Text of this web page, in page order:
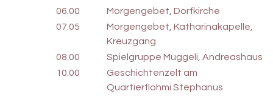
06.00
Morgengebet, Dorfkirche
07.05
Morgengebet, Katharinakapelle,
Kreuzgang
08.00
Spielgruppe Muggeli, Andreashaus
10.00
Geschichtenzelt am
Quartierflohmi Stephanus